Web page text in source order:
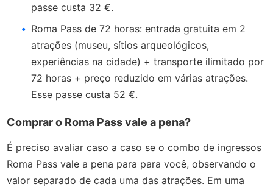
passe custa 32 €.
Roma Pass de 72 horas: entrada gratuita em 2
atrações (museu, sítios arqueológicos,
experiências na cidade) + transporte ilimitado por
72 horas + preço reduzido em várias atrações.
Esse passe custa 52 €.
Comprar o Roma Pass vale a pena?
É preciso avaliar caso a caso se o combo de ingressos
Roma Pass vale a pena para para você, observando o
valor separado de cada uma das atrações. Em uma